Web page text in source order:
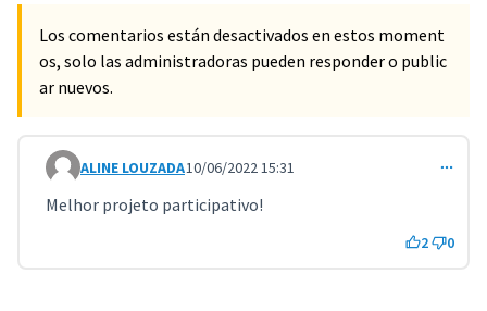
Los comentarios están desactivados en estos moment
os, solo las administradoras pueden responder o public
ar nuevos.
Comentario 3199
ALINE LOUZADA10/06/2022 15:31
Melhor projeto participativo!
2 0